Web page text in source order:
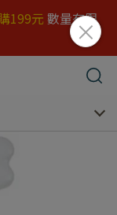
199元 數量有限